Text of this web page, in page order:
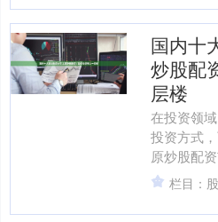
国内十
炒股配
层楼
在投资领
投资方式
原炒股配
供了多元
求：不同
栏目：